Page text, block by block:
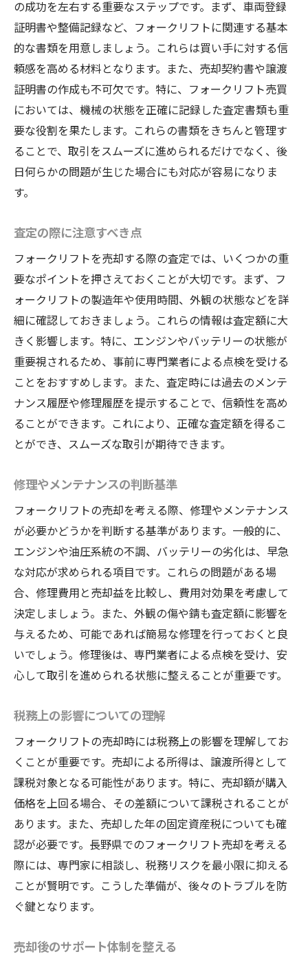
の成功を左右する重要なステップです。まず、車両登録
証明書や整備記録など、フォークリフトに関連する基本
的な書類を用意しましょう。これらは買い手に対する信
頼感を高める材料となります。また、売却契約書や譲渡
証明書の作成も不可欠です。特に、フォークリフト売買
においては、機械の状態を正確に記録した査定書類も重
要な役割を果たします。これらの書類をきちんと管理す
ることで、取引をスムーズに進められるだけでなく、後
日何らかの問題が生じた場合にも対応が容易になりま
す。
査定の際に注意すべき点
フォークリフトを売却する際の査定では、いくつかの重
要なポイントを押さえておくことが大切です。まず、フ
ォークリフトの製造年や使用時間、外観の状態などを詳
細に確認しておきましょう。これらの情報は査定額に大
きく影響します。特に、エンジンやバッテリーの状態が
重要視されるため、事前に専門業者による点検を受ける
ことをおすすめします。また、査定時には過去のメンテ
ナンス履歴や修理履歴を提示することで、信頼性を高め
ることができます。これにより、正確な査定額を得るこ
とができ、スムーズな取引が期待できます。
修理やメンテナンスの判断基準
フォークリフトの売却を考える際、修理やメンテナンス
が必要かどうかを判断する基準があります。一般的に、
エンジンや油圧系統の不調、バッテリーの劣化は、早急
な対応が求められる項目です。これらの問題がある場
合、修理費用と売却益を比較し、費用対効果を考慮して
決定しましょう。また、外観の傷や錆も査定額に影響を
与えるため、可能であれば簡易な修理を行っておくと良
いでしょう。修理後は、専門業者による点検を受け、安
心して取引を進められる状態に整えることが重要です。
税務上の影響についての理解
フォークリフトの売却時には税務上の影響を理解してお
くことが重要です。売却による所得は、譲渡所得として
課税対象となる可能性があります。特に、売却額が購入
価格を上回る場合、その差額について課税されることが
あります。また、売却した年の固定資産税についても確
認が必要です。長野県でのフォークリフト売却を考える
際には、専門家に相談し、税務リスクを最小限に抑える
ことが賢明です。こうした準備が、後々のトラブルを防
ぐ鍵となります。
売却後のサポート体制を整える